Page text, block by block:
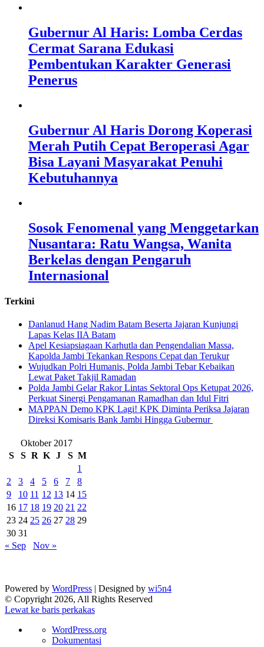
Gubernur Al Haris: Lomba Cerdas
Cermat Sarana Edukasi
Pembentukan Karakter Generasi
Penerus
Gubernur Al Haris Dorong Koperasi
Merah Putih Cepat Beroperasi Agar
Bisa Layani Masyarakat Penuhi
Kebutuhannya
Sosok Fenomenal yang Menggetarkan
Nusantara: Ratu Wangsa, Wanita
Berkelas dengan Pengaruh
Internasional
Terkini
Danlanud Hang Nadim Batam Beserta Jajaran Kunjungi
Lapas Kelas IIA Batam
Apel Kesiapsiagaan Karhutla dan Pengendalian Massa,
Kapolda Jambi Tekankan Respons Cepat dan Terukur
Wujudkan Polri Humanis, Polda Jambi Tebar Kebaikan
Lewat Paket Takjil Ramadan
Polda Jambi Gelar Rakor Lintas Sektoral Ops Ketupat 2026,
Perkuat Sinergi Pengamanan Ramadhan dan Idul Fitri
‎MAPPAN Demo KPK Lagi! KPK Diminta Periksa Jajaran
Direksi Komisaris Bank Jambi Hingga Gubernur ‎
Oktober 2017
S
S R K J S M
1
2
3 4 5 6 7
8
9
10 11 12 13 14 15
16 17 18 19 20 21 22
23 24 25 26 27 28 29
30 31
« Sep
Nov »
Powered by WordPress | Designed by wi5n4
© Copyright 2026, All Rights Reserved
Lewat ke baris perkakas
Tentang
WordPress
WordPress.org
Dokumentasi